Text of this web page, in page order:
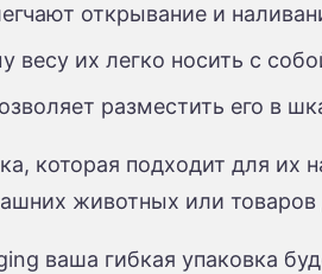
открывание и
весу их легко носить с
разместить его в
которая подходит для
животных или
ваша гибкая упаковка